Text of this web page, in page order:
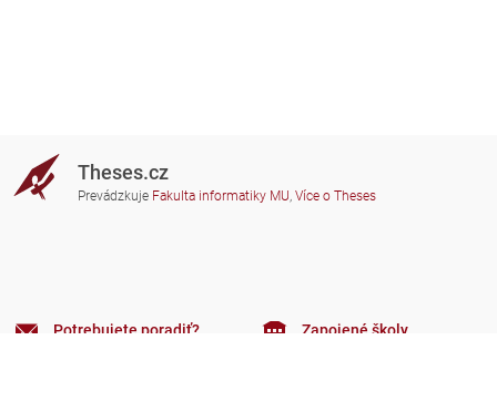
Theses.cz
Prevádzkuje Fakulta informatiky MU, Více o Theses
Potrebujete poradiť? Zapojené školy